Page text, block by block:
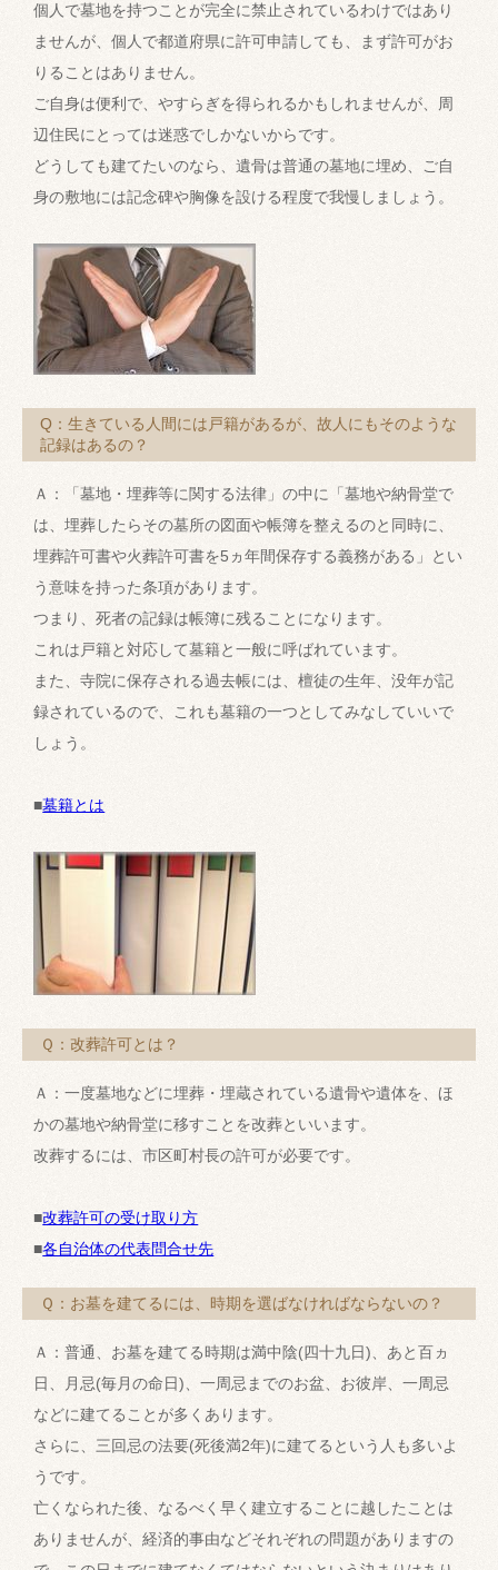
個人で墓地を持つことが完全に禁止されているわけではあり
ませんが、個人で都道府県に許可申請しても、まず許可がお
りることはありません。
ご自身は便利で、やすらぎを得られるかもしれませんが、周
辺住民にとっては迷惑でしかないからです。
どうしても建てたいのなら、遺骨は普通の墓地に埋め、ご自
身の敷地には記念碑や胸像を設ける程度で我慢しましょう。
Q：生きている人間には戸籍があるが、故人にもそのような
記録はあるの？
Ａ：「墓地・埋葬等に関する法律」の中に「墓地や納骨堂で
は、埋葬したらその墓所の図面や帳簿を整えるのと同時に、
埋葬許可書や火葬許可書を5ヵ年間保存する義務がある」とい
う意味を持った条項があります。
つまり、死者の記録は帳簿に残ることになります。
これは戸籍と対応して墓籍と一般に呼ばれています。
また、寺院に保存される過去帳には、檀徒の生年、没年が記
録されているので、これも墓籍の一つとしてみなしていいで
しょう。
■墓籍とは
Ｑ：改葬許可とは？
Ａ：一度墓地などに埋葬・埋蔵されている遺骨や遺体を、ほ
かの墓地や納骨堂に移すことを改葬といいます。
改葬するには、市区町村長の許可が必要です。
■改葬許可の受け取り方
■各自治体の代表問合せ先
Ｑ：お墓を建てるには、時期を選ばなければならないの？
Ａ：普通、お墓を建てる時期は満中陰(四十九日)、あと百ヵ
日、月忌(毎月の命日)、一周忌までのお盆、お彼岸、一周忌
などに建てることが多くあります。
さらに、三回忌の法要(死後満2年)に建てるという人も多いよ
うです。
亡くなられた後、なるべく早く建立することに越したことは
ありませんが、経済的事由などそれぞれの問題がありますの